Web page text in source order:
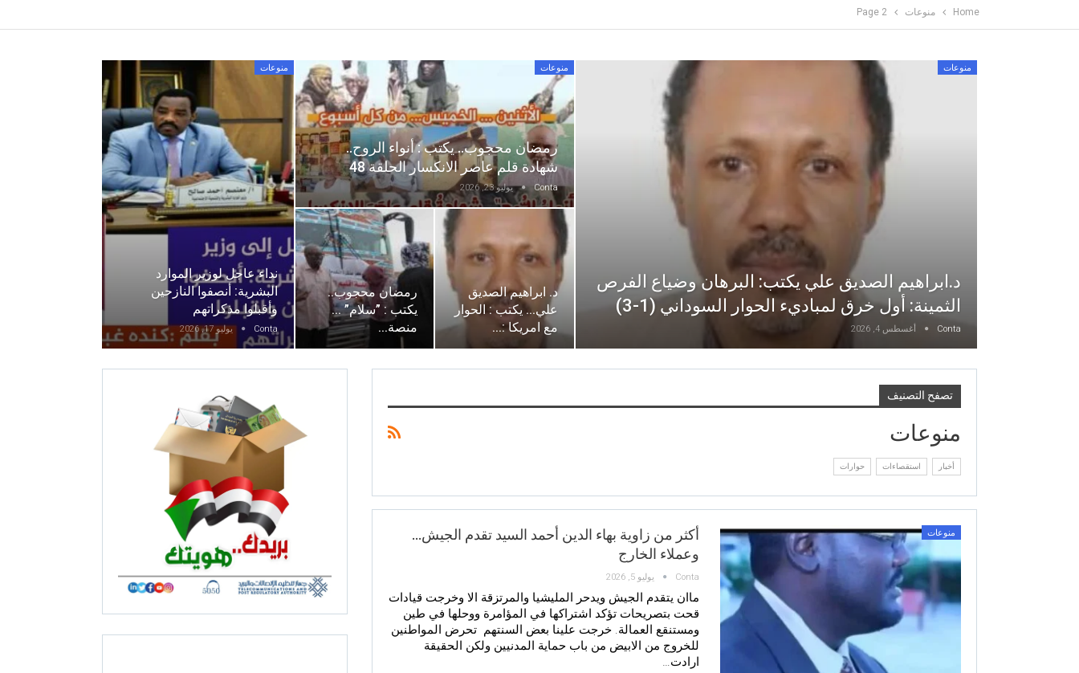
Home منوعات Page 2
منوعات
د.ابراهيم الصديق علي يكتب: البرهان وضياع الفرص
الثمينة: أول خرق لمباديء الحوار السوداني (1-3)
Conta أغسطس 4, 2026
منوعات
رمضان محجوب.. يكتب : أنواء الروح..
شهادة قلم عاصر الانكسار الحلقة 48
Conta يوليو 23, 2026
د. ابراهيم الصديق
علي… يكتب : الحوار
مع امريكا :…
رمضان محجوب..
يكتب : ​”سلام” …
منصة…
منوعات
نداء عاجل لوزير الموارد
البشرية: أنصفوا النازحين
وأقبلوا مذكراتهم
Conta يوليو 17, 2026
تصفح التصنيف
منوعات
أخبار استقصاءات حوارات
منوعات
أكثر من زاوية بهاء الدين أحمد السيد تقدم الجيش…
وعملاء الخارج
Conta يوليو 5, 2026
ماان يتقدم الجيش ويدحر المليشيا والمرتزقة الا وخرجت قيادات
قحت بتصريحات تؤكد اشتراكها في المؤامرة ووحلها في طين
ومستنقع العمالة. خرجت علينا بعض السنتهم تحرض المواطنين
للخروج من الابيض من باب حماية المدنيين ولكن الحقيقة
ارادت…